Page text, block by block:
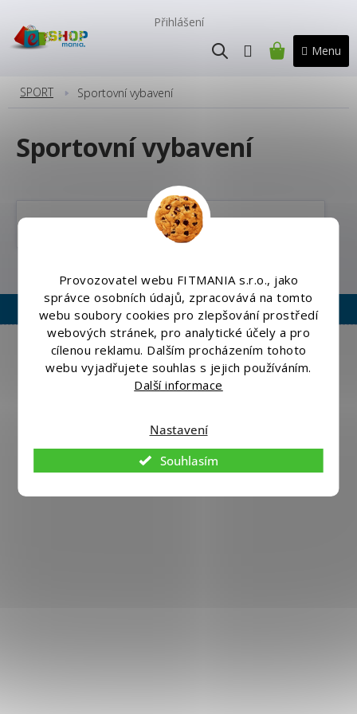
Provozovatel webu FITMANIA s.r.o., jako
správce osobních údajů, zpracovává na tomto
webu soubory cookies pro zlepšování prostředí
webových stránek, pro analytické účely a pro
cílenou reklamu. Dalším procházením tohoto
webu vyjadřujete souhlas s jejich používáním.
Další informace
Nastavení
Souhlasím
obsah
Přihlášení
NÁKUPNÍ
SPORT Sportovní vybavení
Sportovní vybavení
Vodní sporty a paddleboardy
Shoptet |Nakódoval eshopGuru
Copyright 2026Eshopmania.cz. Všechna práva vyhrazena.
Upravit nastavení cookies